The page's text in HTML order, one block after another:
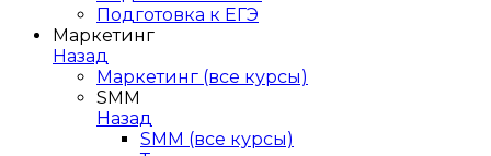
Подготовка к ЕГЭ
Маркетинг
Назад
Маркетинг (все курсы)
SMM
Назад
SMM (все курсы)